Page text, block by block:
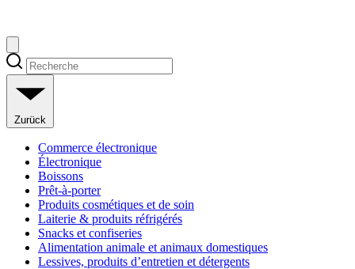
Zurück
Commerce électronique
Électronique
Boissons
Prêt-à-porter
Produits cosmétiques et de soin
Laiterie & produits réfrigérés
Snacks et confiseries
Alimentation animale et animaux domestiques
Lessives, produits d’entretien et détergents